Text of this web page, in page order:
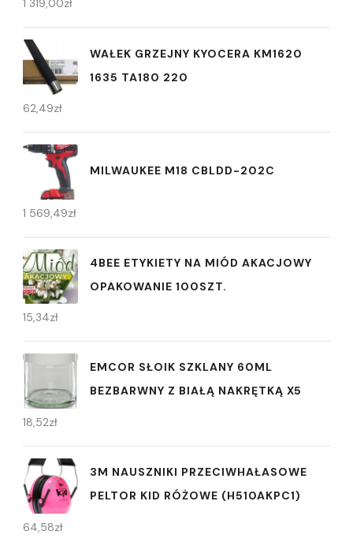
1 319,00zł
WAŁEK GRZEJNY KYOCERA KM1620
1635 TA180 220
62,49zł
MILWAUKEE M18 CBLDD-202C
1 569,49zł
4BEE ETYKIETY NA MIÓD AKACJOWY
OPAKOWANIE 100SZT.
15,34zł
EMCOR SŁOIK SZKLANY 60ML
BEZBARWNY Z BIAŁĄ NAKRĘTKĄ X5
18,52zł
3M NAUSZNIKI PRZECIWHAŁASOWE
PELTOR KID RÓŻOWE (H510AKPC1)
64,58zł